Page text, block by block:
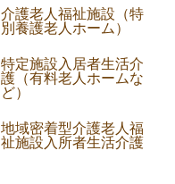
介護老人福祉施設（特
別養護老人ホーム）
特定施設入居者生活介
護（有料老人ホームな
ど）
地域密着型介護老人福
祉施設入所者生活介護